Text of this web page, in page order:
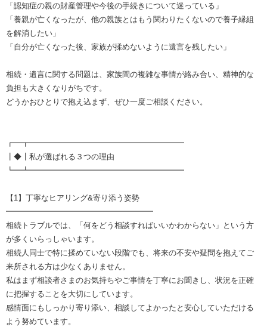
「認知症の親の財産管理や今後の手続きについて迷っている」
「養親が亡くなったが、他の親族とはもう関わりたくないので養子縁組
を解消したい」
「自分が亡くなった後、家族が揉めないように遺言を残したい」
相続・遺言に関する問題は、家族間の複雑な事情が絡み合い、精神的な
負担も大きくなりがちです。
どうかおひとりで抱え込まず、ぜひ一度ご相談ください。
┏━┳━━━━━━━━━━━━━━━━━━━━
┃◆┃私が選ばれる３つの理由
┗━┻━━━━━━━━━━━━━━━━━━━━
【1】丁寧なヒアリング&寄り添う姿勢
━━━━━━━━━━━━━━━━━━━
相続トラブルでは、「何をどう相談すればいいかわからない」という方
が多くいらっしゃいます。
相続人同士で特に揉めていない段階でも、将来の不安や疑問を抱えてご
来所される方は少なくありません。
私はまず相談者さまのお気持ちやご事情を丁寧にお聞きし、状況を正確
に把握することを大切にしています。
感情面にもしっかり寄り添い、相談してよかったと安心していただける
よう努めています。